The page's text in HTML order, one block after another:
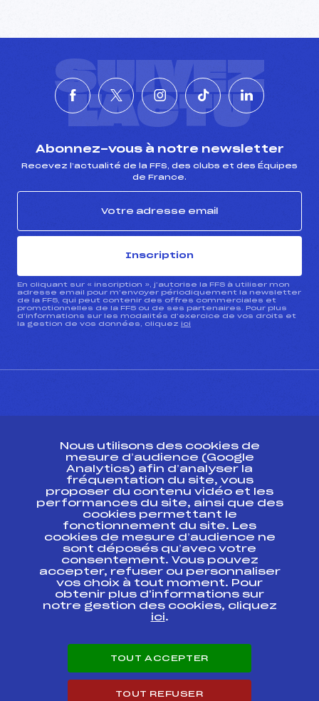
SUIVEZ
L'ACTU
Abonnez-vous à notre newsletter
Recevez l’actualité de la FFS, des clubs et des Équipes
de France.
Inscription
En cliquant sur « inscription », j’autorise la FFS à utiliser mon
adresse email pour m’envoyer périodiquement la newsletter
de la FFS, qui peut contenir des offres commerciales et
promotionnelles de la FFS ou de ses partenaires. Pour plus
d’informations sur les modalités d’exercice de vos droits et
la gestion de vos données, cliquez ici
Ressources
Pass’Neige
Projet sportif fédéral
Projet de performance fédéral
Antidopage
Pôle Développement, Formation, Suivi
Scientifique
Listes ministérielles
Pôle vie de l’athlète
Enseignement professionnel
Carrières
Nous utilisons des cookies de
mesure d’audience (Google
Analytics) afin d’analyser la
fréquentation du site, vous
proposer du contenu vidéo et les
performances du site, ainsi que des
cookies permettant le
fonctionnement du site. Les
cookies de mesure d’audience ne
sont déposés qu’avec votre
consentement. Vous pouvez
accepter, refuser ou personnaliser
vos choix à tout moment. Pour
obtenir plus d'informations sur
notre gestion des cookies, cliquez
ici.
TOUT ACCEPTER
TOUT REFUSER